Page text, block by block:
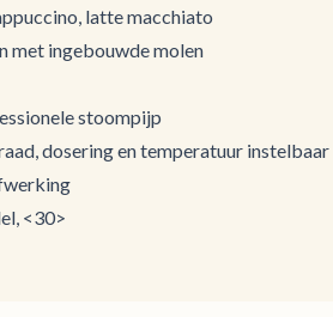
latte macchiato
met ingebouwde molen
stoompijp
dosering en temperatuur instelbaar
<30>